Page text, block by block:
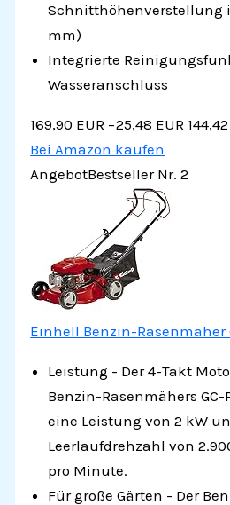
Schnitthöhenverstellung
mm)
Integrierte
Wasseranschluss
169,90 EUR −25,48 EUR
Bei Amazon kaufen
AngebotBestseller Nr. 2
Einhell Benzin-Rasenmäher
Leistung - Der 4-Takt
Benzin-Rasenmähers
eine Leistung von 2 kW
Leerlaufdrehzahl von
pro Minute.
Für große Gärten - Der